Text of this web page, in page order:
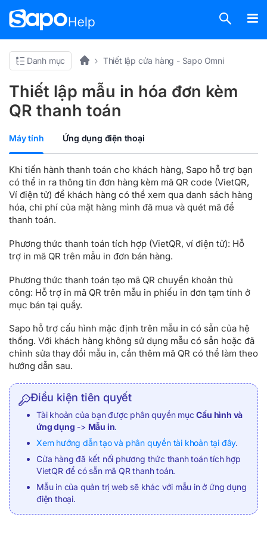
Danh mục Thiết lập cửa hàng - Sapo Omni
Thiết lập mẫu in hóa đơn kèm
QR thanh toán
Máy tính Ứng dụng điện thoại
Khi tiến hành thanh toán cho khách hàng, Sapo hỗ trợ bạn
có thể in ra thông tin đơn hàng kèm mã QR code (VietQR,
Ví điện tử) để khách hàng có thể xem qua danh sách hàng
hóa, chi phí của mặt hàng mình đã mua và quét mã để
thanh toán.
Phương thức thanh toán tích hợp (VietQR, ví điện tử): Hỗ
trợ in mã QR trên mẫu in đơn bán hàng.
Phương thức thanh toán tạo mã QR chuyển khoản thủ
công: Hỗ trợ in mã QR trên mẫu in phiếu in đơn tạm tính ở
mục bán tại quầy.
Sapo hỗ trợ cấu hình mặc định trên mẫu in có sẵn của hệ
thống. Với khách hàng không sử dụng mẫu có sẵn hoặc đã
chỉnh sửa thay đổi mẫu in, cần thêm mã QR có thể làm theo
hướng dẫn sau.
Điều kiện tiên quyết
Tài khoản của bạn được phân quyền mụcCấu hình và
ứng dụng -> Mẫu in.
Xem hướng dẫn tạo và phân quyền tài khoản tại đây.
Cửa hàng đã kết nối phương thức thanh toán tích hợp
VietQR để có sẵn mã QR thanh toán.
Mẫu in của quản trị web sẽ khác với mẫu in ở ứng dụng
điện thoại.